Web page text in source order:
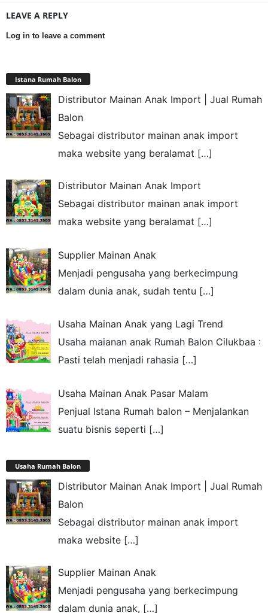
LEAVE A REPLY
Log in to leave a comment
Istana Rumah Balon
Distributor Mainan Anak Import | Jual Rumah
Balon
Sebagai distributor mainan anak import
maka website yang beralamat […]
Distributor Mainan Anak Import
Sebagai distributor mainan anak import
maka website yang beralamat […]
Supplier Mainan Anak
Menjadi pengusaha yang berkecimpung
dalam dunia anak, sudah tentu […]
Usaha Mainan Anak yang Lagi Trend
Usaha maianan anak Rumah Balon Cilukbaa :
Pasti telah menjadi rahasia […]
Usaha Mainan Anak Pasar Malam
Penjual Istana Rumah balon – Menjalankan
suatu bisnis seperti […]
Usaha Rumah Balon
Distributor Mainan Anak Import | Jual Rumah
Balon
Sebagai distributor mainan anak import
maka website […]
Supplier Mainan Anak
Menjadi pengusaha yang berkecimpung
dalam dunia anak, […]